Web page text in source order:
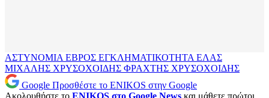
ΑΣΤΥΝΟΜΙΑ ΕΒΡΟΣ ΕΓΚΛΗΜΑΤΙΚΟΤΗΤΑ ΕΛΑΣ
ΜΙΧΑΛΗΣ ΧΡΥΣΟΧΟΙΔΗΣ ΦΡΑΧΤΗΣ ΧΡΥΣΟΧΟΙΔΗΣ
Google Προσθέστε το ENIKOS στην Google